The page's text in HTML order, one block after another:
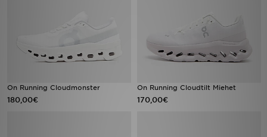
On Running Cloudmonster
180,00€
On Running Cloudtilt Miehet
170,00€